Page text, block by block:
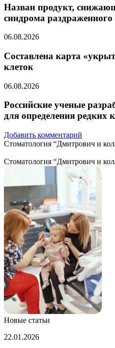
Назван продукт,
синдрома
06.08.2026
Составлена карта
клеток
06.08.2026
Российские ученые
для определения редких
Добавить комментарий
Стоматология “Дмитрович и
Стоматология “Дмитрович и
Новые статьи
Психолог:
22.01.2026